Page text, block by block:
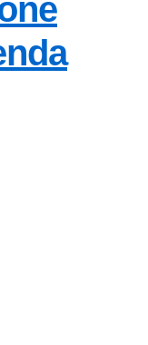
Visita